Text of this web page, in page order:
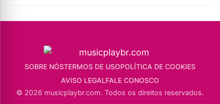
SOBRE NÓSTERMOS DE USOPOLÍTICA DE COOKIES
AVISO LEGALFALE CONOSCO
© 2026 musicplaybr.com. Todos os direitos reservados.